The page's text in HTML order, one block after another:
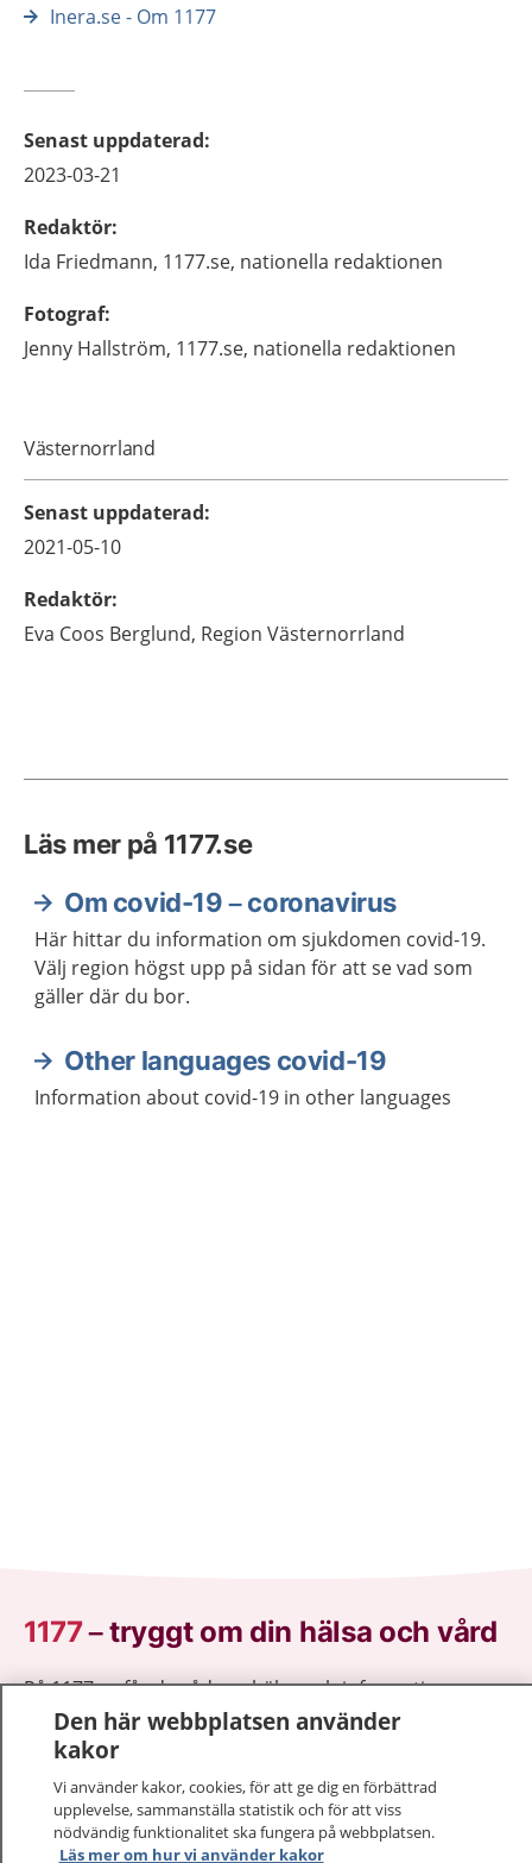
Inera.se - Om 1177
Senast uppdaterad:
2023-03-21
Redaktör:
Ida Friedmann, 1177.se, nationella redaktionen
Fotograf:
Jenny Hallström, 1177.se, nationella redaktionen
Västernorrland
Senast uppdaterad:
2021-05-10
Redaktör:
Eva Coos Berglund, Region Västernorrland
Läs mer på 1177.se
Om covid-19 – coronavirus
Här hittar du information om sjukdomen covid-19.
Välj region högst upp på sidan för att se vad som
gäller där du bor.
Other languages covid-19
Information about covid-19 in other languages
1177–tryggt om din hälsa och vård
På 1177.se får du råd om hälsa och information om
sjukdomar och vilka mottagningar du kan kontakta.
Logga in för att läsa din journal och göra dina
sjukvårdsrådgivning dygnet runt.
1177 ger dig råd när du vill må bättre.
Den här webbplatsen använder
kakor
Vi använder kakor, cookies, för att ge dig en förbättrad
upplevelse, sammanställa statistik och för att viss
nödvändig funktionalitet ska fungera på webbplatsen.
Läs mer om hur vi använder kakor